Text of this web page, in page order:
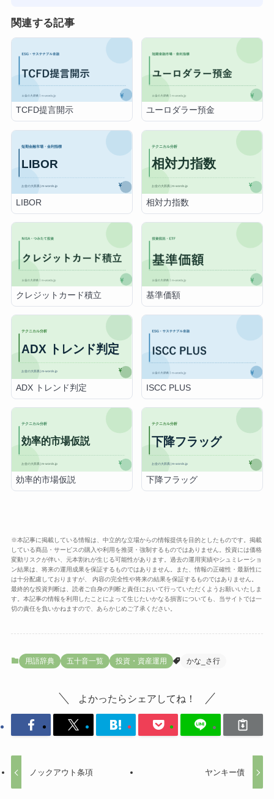
関連する記事
TCFD提言開示 ユーロダラー預金
LIBOR 相対力指数
クレジットカード積立 基準価額
ADX トレンド判定 ISCC PLUS
効率的市場仮説 下降フラッグ
※本記事に掲載している情報は、中立的な立場からの情報提供を目的としたものです。掲載
している商品・サービスの購入や利用を推奨・強制するものではありません。投資には価格
変動リスクが伴い、元本割れが生じる可能性があります。過去の運用実績やシュミレーショ
ン結果は、将来の運用成果を保証するものではありません。また、情報の正確性・最新性に
は十分配慮しておりますが、 内容の完全性や将来の結果を保証するものではありません。
最終的な投資判断は、読者ご自身の判断と責任において行っていただくようお願いいたしま
す。本記事の情報を利用したことによって生じたいかなる損害についても、当サイトでは一
切の責任を負いかねますので、あらかじめご了承ください。
用語辞典 五十音一覧 投資・資産運用 かな_さ行
よかったらシェアしてね！
ノックアウト条項 ヤンキー債